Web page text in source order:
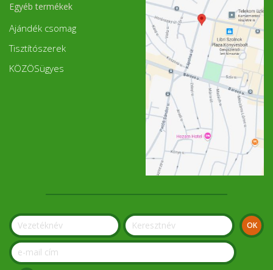
Egyéb termékek
Ajándék csomag
Tisztítószerek
KÖZÖSügyes